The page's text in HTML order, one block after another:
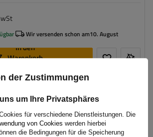
Wir versenden schon am10. August
In den
Warenkorb
der Zustimmungen
um Ihre Privatsphäres
für verschiedene Dienstleistungen. Die
von Cookies werden hierbei
die Bedingungen für die Speicherung